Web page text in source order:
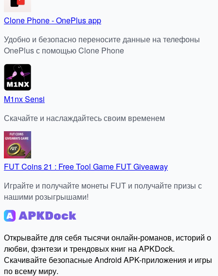
Clone Phone - OnePlus app
Удобно и безопасно переносите данные на телефоны
OnePlus с помощью Clone Phone
M1nx Sensi
Скачайте и наслаждайтесь своим временем
FUT Coins 21 : Free Tool Game FUT Giveaway
Играйте и получайте монеты FUT и получайте призы с
нашими розыгрышами!
Открывайте для себя тысячи онлайн-романов, историй о
любви, фэнтези и трендовых книг на APKDock.
Скачивайте безопасные Android APK-приложения и игры
по всему миру.